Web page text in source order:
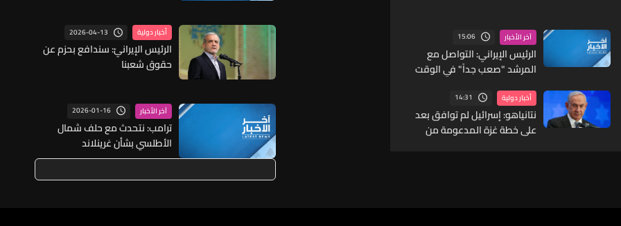
آخر الأخبار 15:06
الرئيس الإيراني: التواصل مع
المرشد "صعب جداً" في الوقت
أخبار دولية 14:31
نتانياهو: إسرائيل لم توافق بعد
على خطة غزة المدعومة من
أخبار دولية 2026-04-13
الرئيس الإيرانيّ: سندافع بحزم عن
حقوق شعبنا
آخر الأخبار 2026-01-16
ترامب: نتحدث مع حلف شمال
الأطلسي بشأن غرينلاند